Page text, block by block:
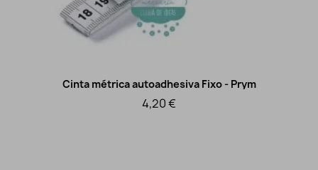
Vista rápida
Cinta métrica autoadhesiva Fixo - Prym
4,20 €